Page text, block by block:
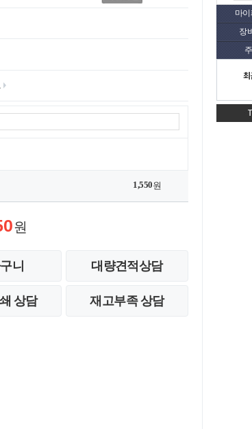
마
장
1,550원
원
니 대량견적상담
상담 재고부족 상담